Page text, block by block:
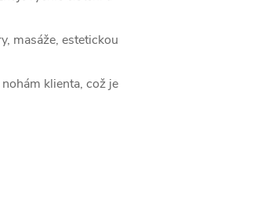
masáže, estetickou
klienta, což je